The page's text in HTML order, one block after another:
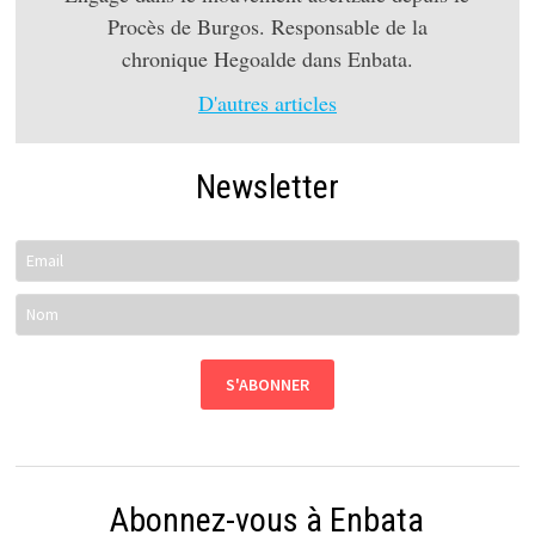
Procès de Burgos. Responsable de la
chronique Hegoalde dans Enbata.
D'autres articles
Newsletter
Abonnez-vous à Enbata